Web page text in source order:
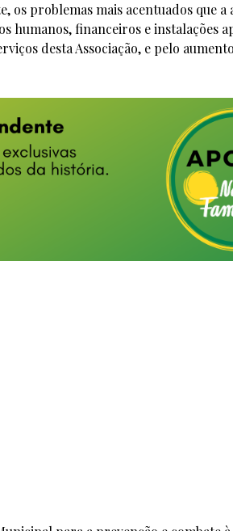
problemas mais acentuados que a
humanos, financeiros e instalações
desta Associação, e pelo aumento